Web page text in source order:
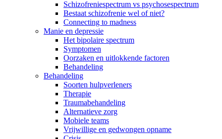
Schizofreniespectrum vs psychosespectrum
Bestaat schizofrenie wel of niet?
Connecting to madness
Manie en depressie
Het bipolaire spectrum
Symptomen
Oorzaken en uitlokkende factoren
Behandeling
Behandeling
Soorten hulpverleners
Therapie
Traumabehandeling
Alternatieve zorg
Mobiele teams
Vrijwillige en gedwongen opname